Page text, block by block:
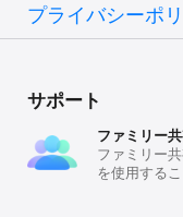
プライバシーポ
サポート
ファミリー
ファミリー
を使用するこ